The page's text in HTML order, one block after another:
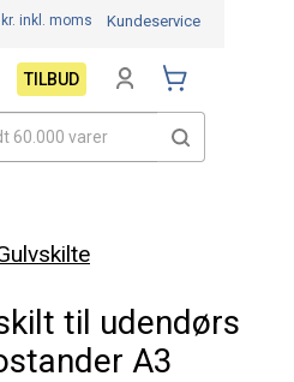
til udendørs
A3
inkl. moms Kundeservice
TILBUD